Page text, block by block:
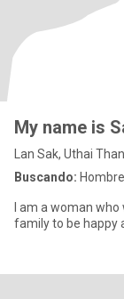
My name is
Lan Sak, Uthai
Buscando:
I am a woman
family to be happy